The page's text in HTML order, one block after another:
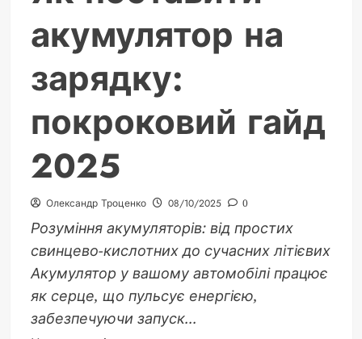
акумулятор на
зарядку:
покроковий гайд
2025
Олександр Троценко 08/10/2025 0
Розуміння акумуляторів: від простих
свинцево-кислотних до сучасних літієвих
Акумулятор у вашому автомобілі працює
як серце, що пульсує енергією,
забезпечуючи запуск...